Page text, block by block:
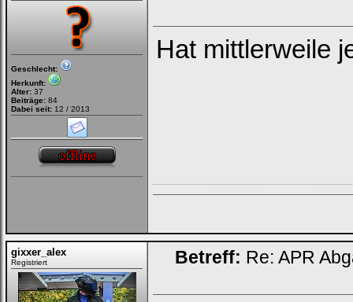
Geschlecht:
Herkunft:
Alter: 37
Beiträge: 84
Dabei seit: 12 / 2013
Hat mittlerweile
gixxer_alex
Registriert Betreff: Re: APR